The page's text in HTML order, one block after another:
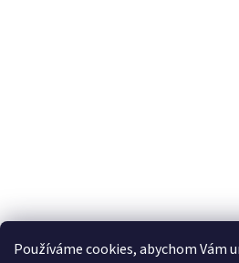
Používáme cookies, abychom Vám